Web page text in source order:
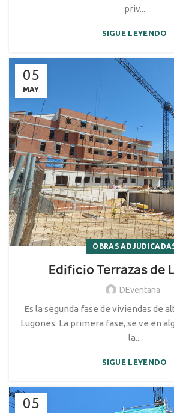
priv...
SIGUE LEYENDO
05
MAY
OBRAS
Edificio Terrazas de
DEventana
Es la segunda fase de viviendas de
Lugones. La primera fase, se ve en
la...
SIGUE LEYENDO
05